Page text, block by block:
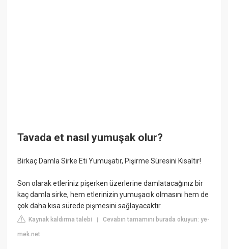
Tavada et nasıl yumuşak olur?
Birkaç Damla Sirke Eti Yumuşatır, Pişirme Süresini Kısaltır!
Son olarak etleriniz pişerken üzerlerine damlatacağınız bir
kaç damla sirke, hem etlerinizin yumuşacık olmasını hem de
çok daha kısa sürede pişmesini sağlayacaktır.
Kaynak kaldırma talebi |Cevabın tamamını burada okuyun: ye-
mek.net